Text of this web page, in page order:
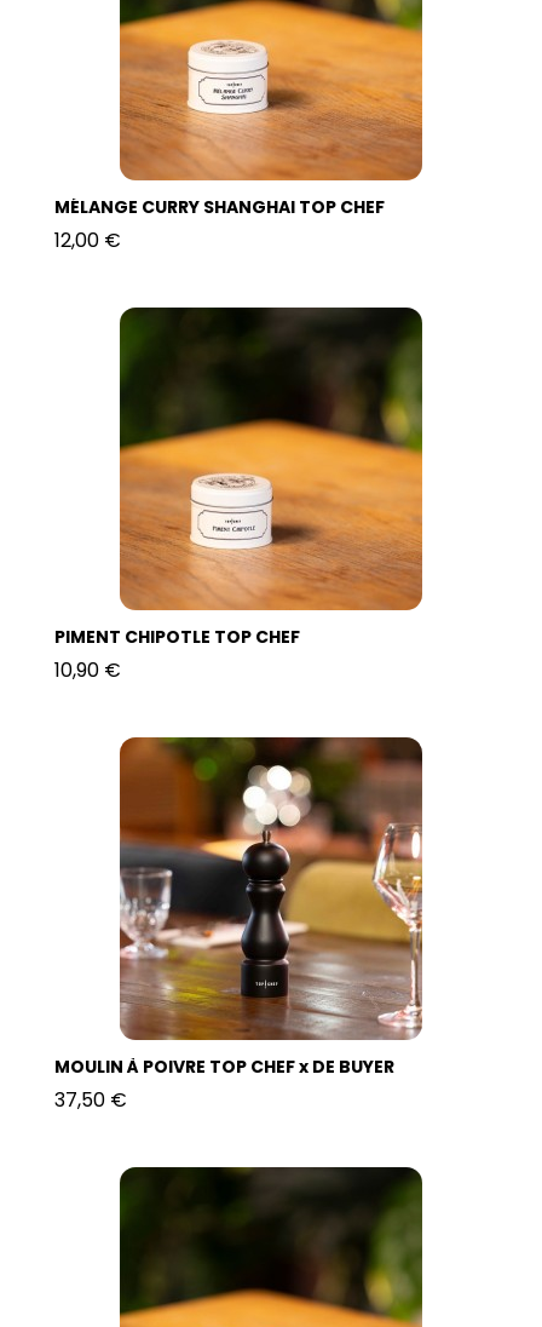
MÉLANGE CURRY SHANGHAI TOP CHEF
12,00 €
PIMENT CHIPOTLE TOP CHEF
10,90 €
MOULIN À POIVRE TOP CHEF x DE BUYER
37,50 €